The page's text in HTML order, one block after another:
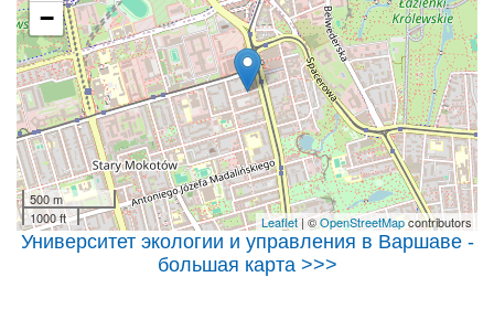
−
500 m
1000 ft
Leaflet| ©OpenStreetMapcontributors
Университет экологии и управления в Варшаве -
большая карта >>>